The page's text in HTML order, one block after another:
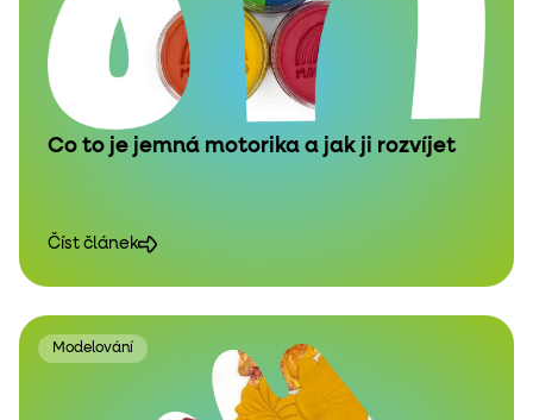
Co to je jemná motorika a jak ji rozvíjet
Číst článek
Modelování